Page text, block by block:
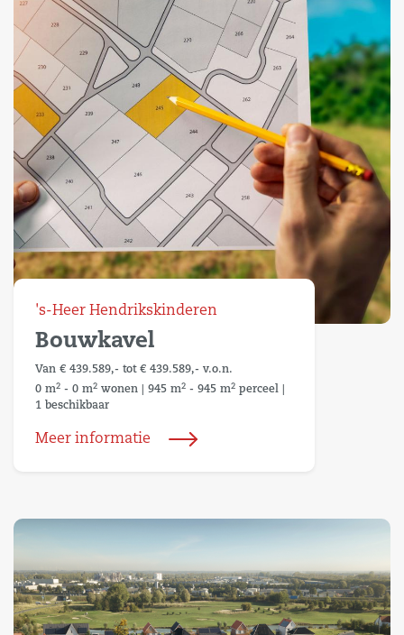
's-Heer Hendrikskinderen
Bouwkavel
Van € 439.589,- tot € 439.589,- v.o.n.
0 m2 - 0 m2 wonen 945 m2 - 945 m2 perceel
1 beschikbaar
Meer informatie